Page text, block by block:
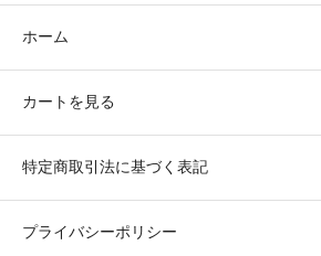
ホーム
カートを見る
特定商取引法に基づく表記
プライバシーポリシー